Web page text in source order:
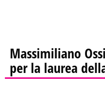
Massimiliano
per la laurea